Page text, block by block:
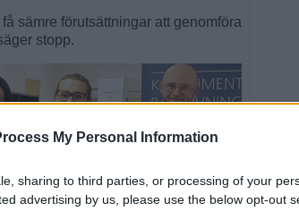
My Personal Information
sharing to third parties, or processing of your
advertising by us, please use the below opt-out
sämre förutsättningar att genomföra
stopp.